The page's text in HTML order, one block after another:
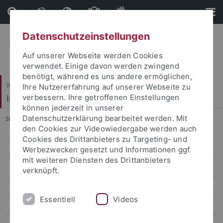
Direkt
zum
Inhalt
Direkt
zur
Fußleiste
Wirtschafts- und Sozialwissenschaftliche Fakultät
Institut für Politikwissenschaft
Sie sind hier: Startseite ... DoktorandInnen
Team
DoktorandInnen
Master of Peace Research and International Relations (M.A.)
Datenschutzeinstellungen
Auf unserer Webseite werden Cookies
verwendet. Einige davon werden zwingend
benötigt, während es uns andere ermöglichen,
Ihre Nutzererfahrung auf unserer Webseite zu
verbessern. Ihre getroffenen Einstellungen
können jederzeit in unserer
Datenschutzerklärung bearbeitet werden. Mit
den Cookies zur Videowiedergabe werden auch
Cookies des Drittanbieters zu Targeting- und
Werbezwecken gesetzt und Informationen ggf.
mit weiteren Diensten des Drittanbieters
verknüpft.
Essentiell Videos